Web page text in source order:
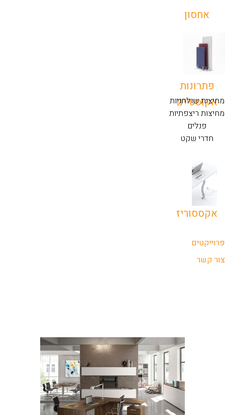
אחסון
פתרונות
אקוסטיים
מחיצות שולחניות
מחיצות ריצפתיות
פנלים
חדרי שקט
אקססוריז
פרוייקטים
צור קשר